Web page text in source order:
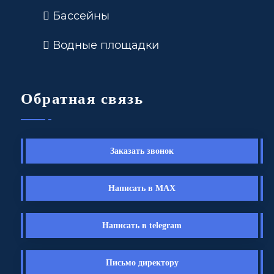
Бассейны
Водные площадки
Обратная связь
Заказать звонок
Написать в MAX
Написать в telegram
Письмо директору